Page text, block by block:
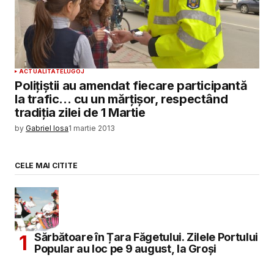
ACTUALITATELUGOJ
Polițiștii au amendat fiecare participantă
la trafic… cu un mărțișor, respectând
tradiția zilei de 1 Martie
by Gabriel Iosa1 martie 2013
CELE MAI CITITE
Sărbătoare în Țara Făgetului. Zilele Portului
Popular au loc pe 9 august, la Groși